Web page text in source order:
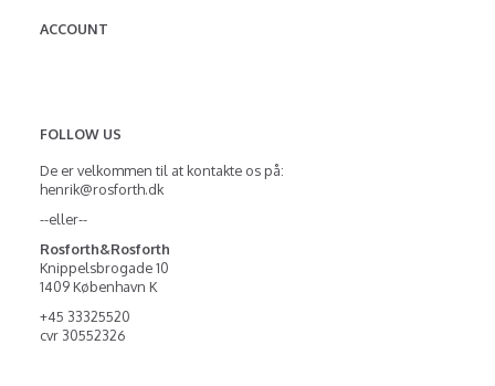
ACCOUNT
FOLLOW US
De er velkommen til at kontakte os på:
henrik@rosforth.dk
--eller--
Rosforth&Rosforth
Knippelsbrogade 10
1409 København K
+45 33325520
cvr 30552326